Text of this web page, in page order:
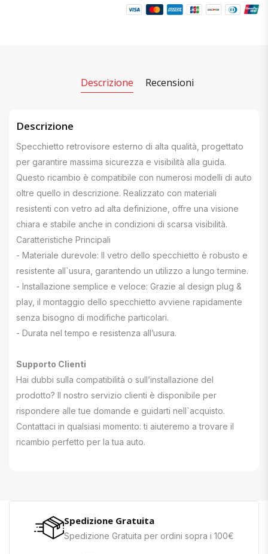
Descrizione Recensioni
Descrizione
Specchietto retrovisore esterno di alta qualità, progettato
per garantire massima sicurezza e visibilità alla guida.
Questo ricambio è compatibile con numerosi modelli di auto
oltre quello in descrizione. Realizzato con materiali
resistenti con vetro ad alta definizione, offre una visione
chiara e stabile anche in condizioni di scarsa visibilità.
Caratteristiche Principali
- Materiale durevole: Il vetro dello specchietto è robusto e
resistente all`usura, garantendo un utilizzo a lungo termine.
- Installazione semplice e veloce: Grazie al design plug &
play, il montaggio dello specchietto avviene rapidamente
senza bisogno di modifiche particolari.
- Durata nel tempo e resistenza all’usura.
Supporto Clienti
Hai dubbi sulla compatibilità o sull’installazione del
prodotto? Il nostro servizio clienti è disponibile per
rispondere alle tue domande e guidarti nell`acquisto.
Contattaci in qualsiasi momento: ti aiuteremo a trovare il
ricambio perfetto per la tua auto.
Spedizione Gratuita
Spedizione Gratuita per ordini sopra i 100€